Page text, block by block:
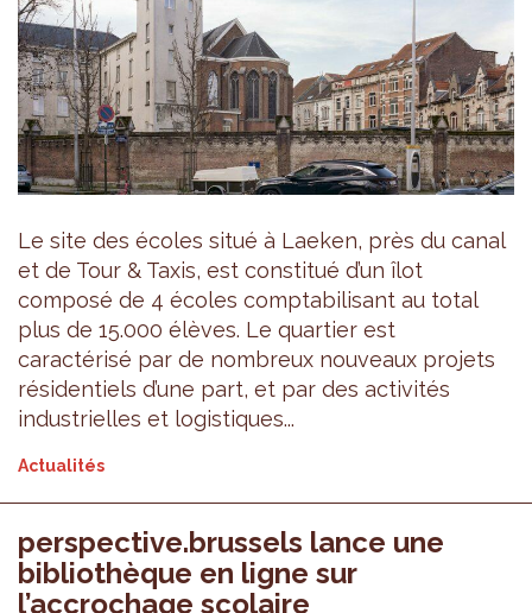
Le site des écoles situé à Laeken, près du canal
et de Tour & Taxis, est constitué d’un îlot
composé de 4 écoles comptabilisant au total
plus de 15.000 élèves. Le quartier est
caractérisé par de nombreux nouveaux projets
résidentiels d’une part, et par des activités
industrielles et logistiques...
Actualités
perspective.brussels lance une
bibliothèque en ligne sur
l’accrochage scolaire